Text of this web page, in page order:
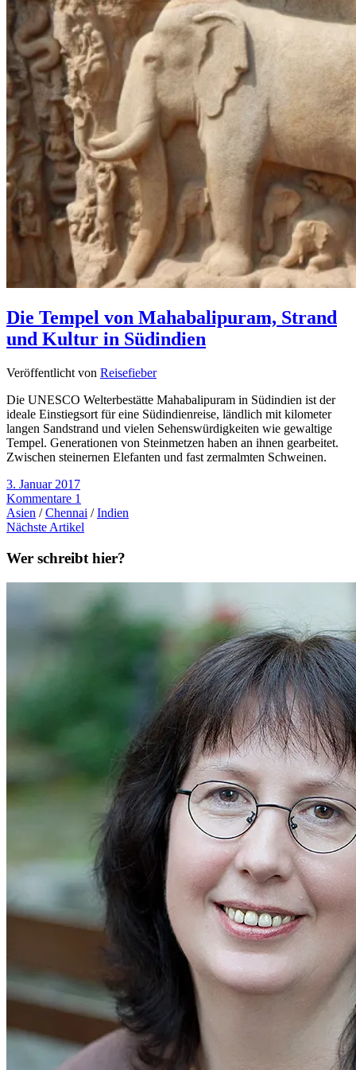
Die Tempel von Mahabalipuram, Strand
und Kultur in Südindien
Veröffentlicht von Reisefieber
Die UNESCO Welterbestätte Mahabalipuram in Südindien ist der
ideale Einstiegsort für eine Südindienreise, ländlich mit kilometer
langen Sandstrand und vielen Sehenswürdigkeiten wie gewaltige
Tempel. Generationen von Steinmetzen haben an ihnen gearbeitet.
Zwischen steinernen Elefanten und fast zermalmten Schweinen.
3. Januar 2017
Kommentare 1
Asien /Chennai /Indien
Nächste Artikel
Wer schreibt hier?